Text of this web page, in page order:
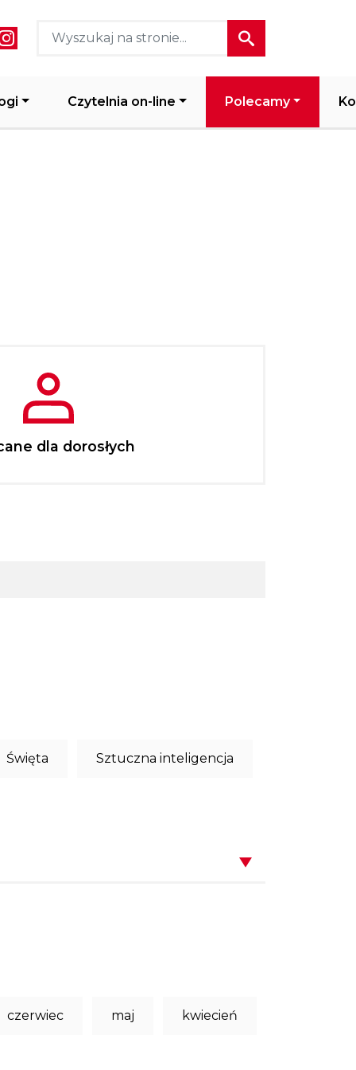
media header
Czytelnia on-line Polecamy
dla dorosłych
Święta Sztuczna inteligencja
czerwiec maj kwiecień